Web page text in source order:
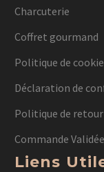
Charcuterie
Coffret gourmand
Politique de
Déclaration de
Politique de retour
Commande Validée
Liens